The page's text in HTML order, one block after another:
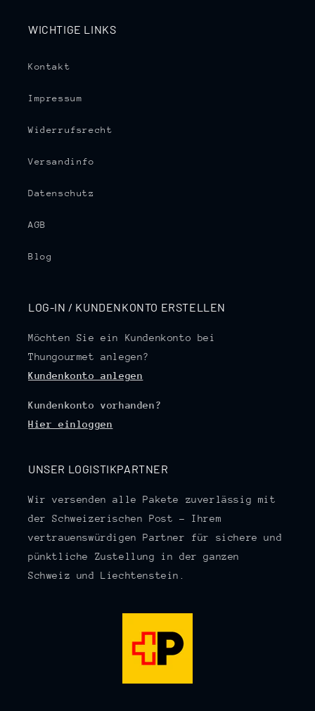
WICHTIGE LINKS
Kontakt
Impressum
Widerrufsrecht
Versandinfo
Datenschutz
AGB
Blog
LOG-IN / KUNDENKONTO ERSTELLEN
Möchten Sie ein Kundenkonto bei
Thungourmet anlegen?
Kundenkonto anlegen
Kundenkonto vorhanden?
Hier einloggen
UNSER LOGISTIKPARTNER
Wir versenden alle Pakete zuverlässig mit
der Schweizerischen Post – Ihrem
vertrauenswürdigen Partner für sichere und
pünktliche Zustellung in der ganzen
Schweiz und Liechtenstein.